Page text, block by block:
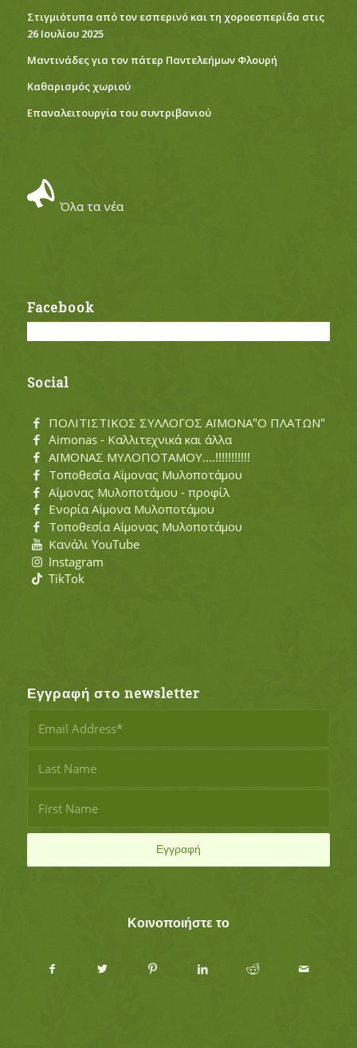
Στιγμιότυπα από τον εσπερινό και τη χοροεσπερίδα στις
26 Ιουλίου 2025
Μαντινάδες για τον πάτερ Παντελεήμων Φλουρή
Καθαρισμός χωριού
Eπαναλειτουργία του συντριβανιού
Όλα τα νέα
Facebook
Social
ΠΟΛΙΤΙΣΤΙΚΟΣ ΣΥΛΛΟΓΟΣ ΑΪΜΟΝΑ"Ο ΠΛΑΤΩΝ"
Aimonas - Καλλιτεχνικά και άλλα
ΑΪΜΟΝΑΣ ΜΥΛΟΠΟΤΑΜΟΥ....!!!!!!!!!!!
Τοποθεσία Αΐμονας Μυλοποτάμου
Αΐμονας Μυλοποτάμου - προφίλ
Ενορία Αΐμονα Μυλοποτάμου
Τοποθεσία Αΐμονας Μυλοποτάμου
Κανάλι YouTube
Instagram
TikTok
Εγγραφή στο newsletter
Κοινοποιήστε το